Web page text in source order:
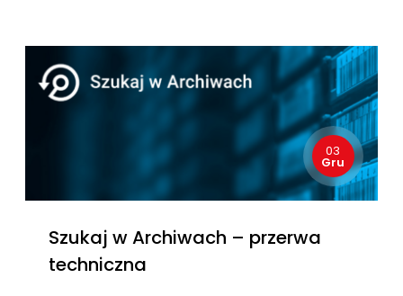
03
Gru
Szukaj w Archiwach – przerwa
techniczna